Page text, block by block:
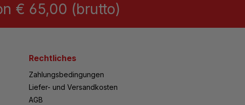
€ 65,00 (brutto)
Rechtliches
Zahlungsbedingungen
Liefer- und Versandkosten
AGB